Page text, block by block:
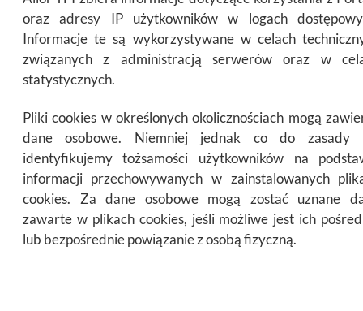
oraz adresy IP użytkowników w logach
Informacje te są wykorzystywane w celach
związanych z administracją serwerów oraz w
statystycznych.
Pliki cookies w określonych okolicznościach mogą
dane osobowe. Niemniej jednak co do zasady
identyfikujemy tożsamości użytkowników na
informacji przechowywanych w zainstalowanych
cookies. Za dane osobowe mogą zostać uznane
zawarte w plikach cookies, jeśli możliwe jest ich
lub bezpośrednie powiązanie z osobą fizyczną.